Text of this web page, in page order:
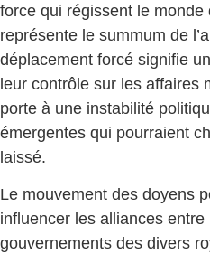
force qui régissent le
représente le summum de
déplacement forcé signifie
leur contrôle sur les affaires
porte à une instabilité
émergentes qui pourraient
laissé.
Le mouvement des doyens
influencer les alliances
gouvernements des divers